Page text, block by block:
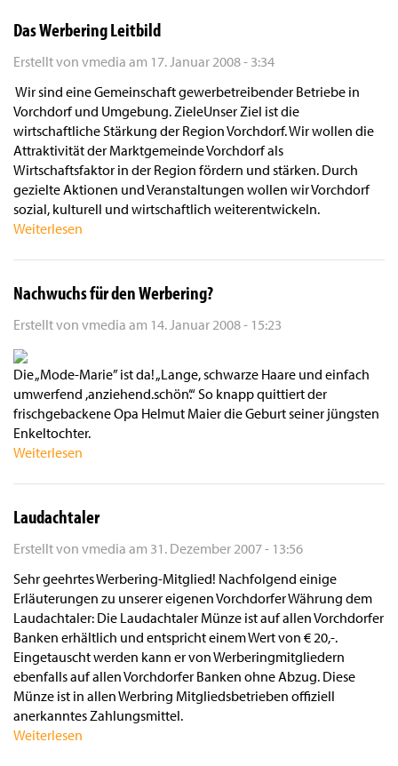
Das Werbering Leitbild
Erstellt von vmedia am 17. Januar 2008 - 3:34
Wir sind eine Gemeinschaft gewerbetreibender Betriebe in
Vorchdorf und Umgebung. ZieleUnser Ziel ist die
wirtschaftliche Stärkung der Region Vorchdorf. Wir wollen die
Attraktivität der Marktgemeinde Vorchdorf als
Wirtschaftsfaktor in der Region fördern und stärken. Durch
gezielte Aktionen und Veranstaltungen wollen wir Vorchdorf
sozial, kulturell und wirtschaftlich weiterentwickeln.
Weiterlesen
Nachwuchs für den Werbering?
Erstellt von vmedia am 14. Januar 2008 - 15:23
Die „Mode-Marie” ist da! „Lange, schwarze Haare und einfach
umwerfend ,anziehend.schön’.“ So knapp quittiert der
frischgebackene Opa Helmut Maier die Geburt seiner jüngsten
Enkeltochter.
Weiterlesen
Laudachtaler
Erstellt von vmedia am 31. Dezember 2007 - 13:56
Sehr geehrtes Werbering-Mitglied! Nachfolgend einige
Erläuterungen zu unserer eigenen Vorchdorfer Währung dem
Laudachtaler: Die Laudachtaler Münze ist auf allen Vorchdorfer
Banken erhältlich und entspricht einem Wert von € 20,-.
Eingetauscht werden kann er von Werberingmitgliedern
ebenfalls auf allen Vorchdorfer Banken ohne Abzug. Diese
Münze ist in allen Werbring Mitgliedsbetrieben offiziell
anerkanntes Zahlungsmittel.
Weiterlesen